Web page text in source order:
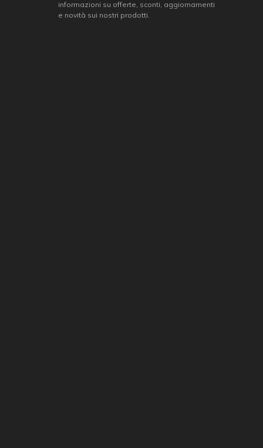
informazioni su offerte, sconti, aggiornamenti
e novità sui nostri prodotti.